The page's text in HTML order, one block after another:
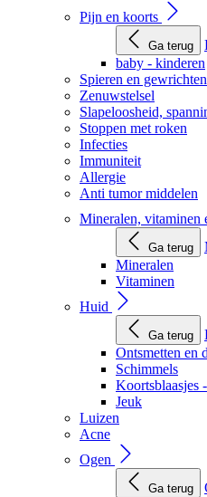
Pijn en koorts
Ga terug
baby - kinderen
Spieren en gewrichten
Zenuwstelsel
Slapeloosheid,
Stoppen met roken
Infecties
Immuniteit
Allergie
Anti tumor middelen
Mineralen, vitaminen
Ga terug
Mineralen
Vitaminen
Huid
Ga terug
Ontsmetten en
Schimmels
Koortsblaasjes
Jeuk
Luizen
Acne
Ogen
Ga terug